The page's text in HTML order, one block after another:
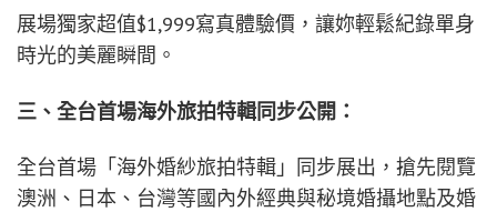
展場獨家超值$1,999寫真體驗價，讓妳輕鬆紀錄單身
時光的美麗瞬間。
三、全台首場海外旅拍特輯同步公開：
全台首場「海外婚紗旅拍特輯」同步展出，搶先閱覽
澳洲、日本、台灣等國內外經典與秘境婚攝地點及婚